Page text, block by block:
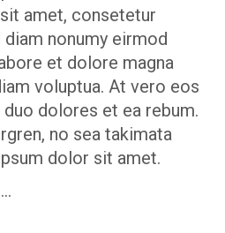
amet, consetetur
nonumy eirmod
et dolore magna
voluptua. At vero eos
dolores et ea rebum.
no sea takimata
dolor sit amet.